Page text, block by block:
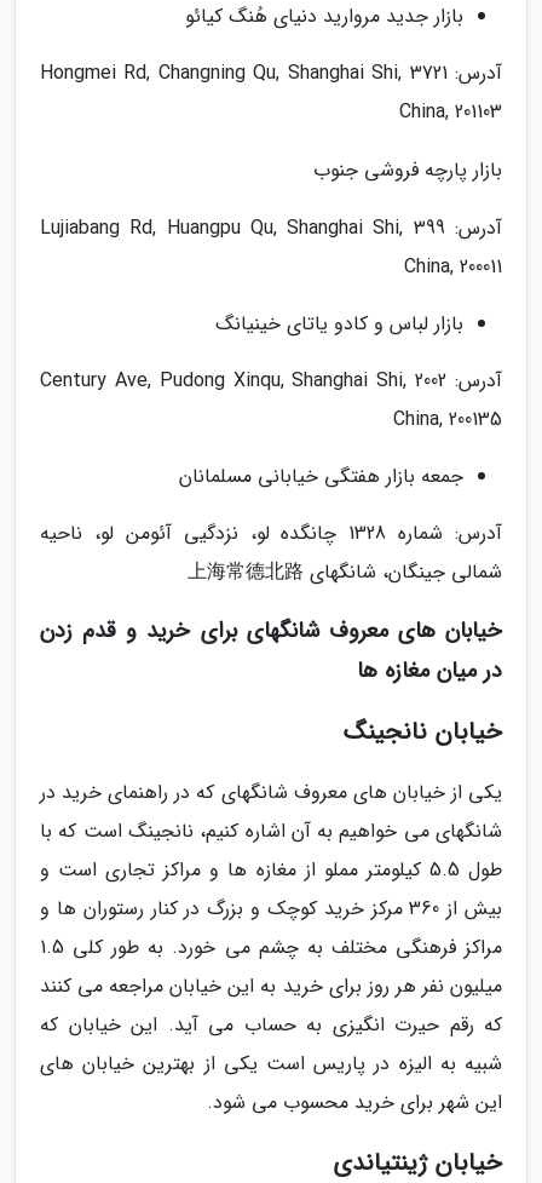
بازار جدید مروارید دنیای هُنگ کیائو
آدرس: 3721 Hongmei Rd, Changning Qu, Shanghai Shi,
China, 201103
بازار پارچه فروشی جنوب
آدرس: 399 Lujiabang Rd, Huangpu Qu, Shanghai Shi,
China, 200011
بازار لباس و کادو یاتای خینیانگ
آدرس: 2002 Century Ave, Pudong Xinqu, Shanghai Shi,
China, 200135
جمعه بازار هفتگی خیابانی مسلمانان
آدرس: شماره 1328 چانگده لو، نزدگیی آئومن لو، ناحیه
شمالی جینگان، شانگهای 上海常德北路
خیابان های معروف شانگهای برای خرید و قدم زدن
در میان مغازه ها
خیابان نانجینگ
یکی از خیابان های معروف شانگهای که در راهنمای خرید در
شانگهای می خواهیم به آن اشاره کنیم، نانجینگ است که با
طول 5.5 کیلومتر مملو از مغازه ها و مراکز تجاری است و
بیش از 360 مرکز خرید کوچک و بزرگ در کنار رستوران ها و
مراکز فرهنگی مختلف به چشم می خورد. به طور کلی 1.5
میلیون نفر هر روز برای خرید به این خیابان مراجعه می کنند
که رقم حیرت انگیزی به حساب می آید. این خیابان که
شبیه به الیزه در پاریس است یکی از بهترین خیابان های
این شهر برای خرید محسوب می شود.
خیابان ژینتیاندی